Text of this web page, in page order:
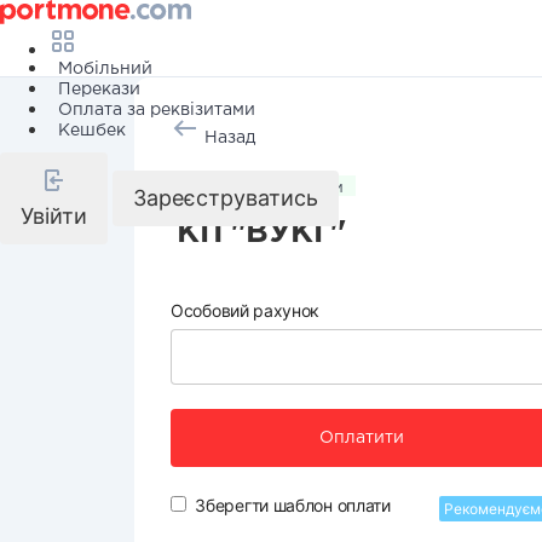
Мобільний
Перекази
Оплата за реквізитами
Кешбек
Увійти
Зареєструватись
Назад
Комунальні послуги
КП "ВУКГ"
Особовий рахунок
Оплатити
Зберегти шаблон оплати